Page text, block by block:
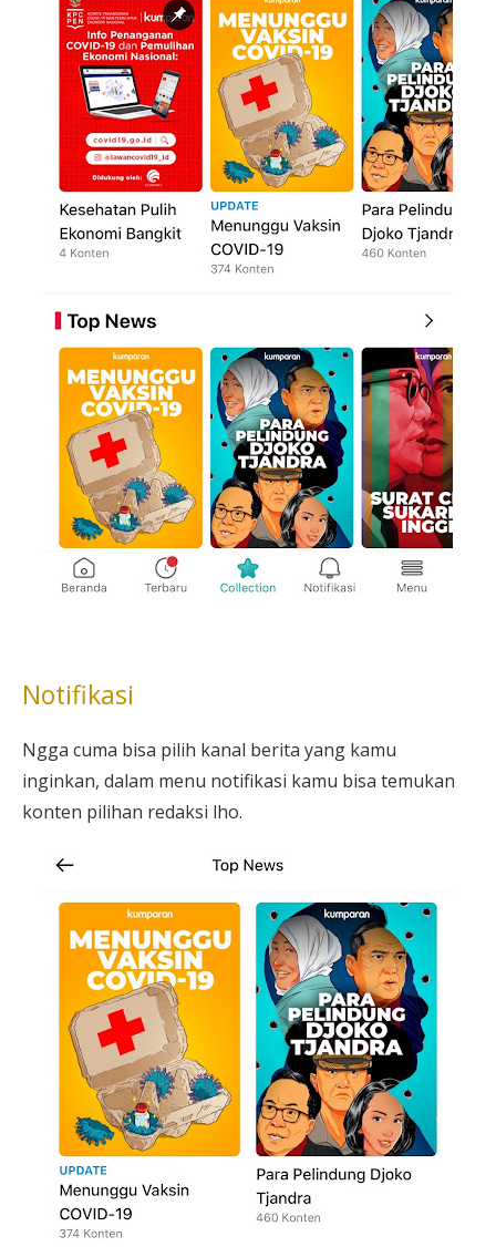
Notifikasi
Ngga cuma bisa pilih kanal berita yang kamu
inginkan, dalam menu notifikasi kamu bisa temukan
konten pilihan redaksi lho.